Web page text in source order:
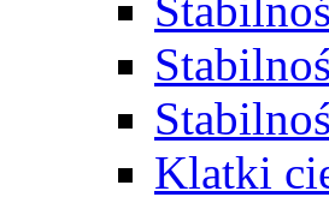
Klatki